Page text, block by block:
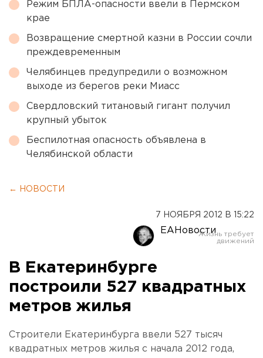
Режим БПЛА-опасности ввели в Пермском
крае
Возвращение смертной казни в России сочли
преждевременным
Челябинцев предупредили о возможном
выходе из берегов реки Миасс
Свердловский титановый гигант получил
крупный убыток
Беспилотная опасность объявлена в
Челябинской области
← НОВОСТИ
7 НОЯБРЯ 2012 В 15:22
ЕАНовости
В Екатеринбурге
построили 527 квадратных
метров жилья
Строители Екатеринбурга ввели 527 тысяч
квадратных метров жилья с начала 2012 года,